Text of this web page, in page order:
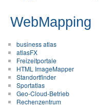
WebMapping
business atlas
atlasFX
Freizeitportale
HTML ImageMapper
Standortfinder
Sportatlas
Geo-Cloud-Betrieb
Rechenzentrum